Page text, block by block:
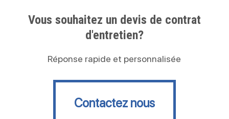
Vous souhaitez un devis de contrat
d'entretien?
Réponse rapide et personnalisée
Contactez nous
Contactez nous